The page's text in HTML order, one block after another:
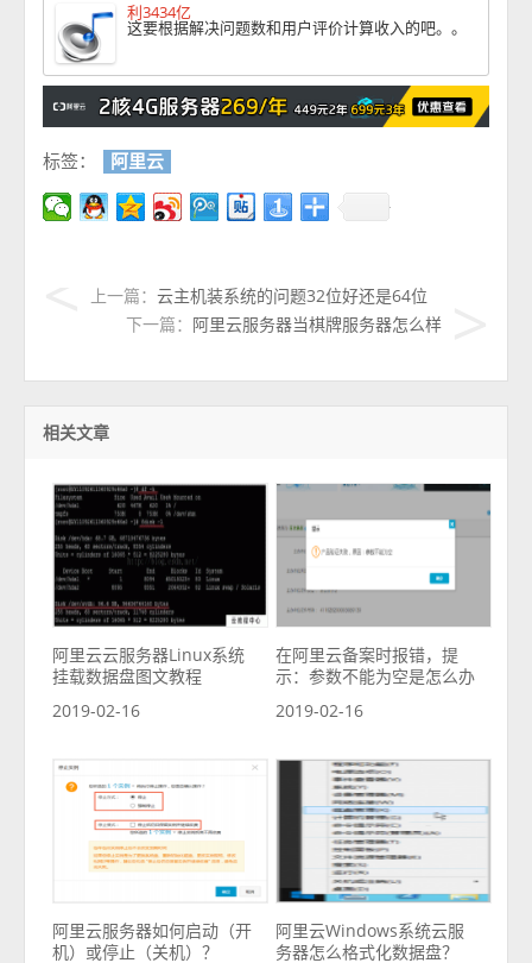
利3434亿
这要根据解决问题数和用户评价计算收入的吧。。
标签： 阿里云
上一篇： 云主机装系统的问题32位好还是64位
下一篇： 阿里云服务器当棋牌服务器怎么样
相关文章
阿里云云服务器Linux系统
挂载数据盘图文教程
2019-02-16
在阿里云备案时报错，提
示：参数不能为空是怎么办
2019-02-16
阿里云服务器如何启动（开
机）或停止（关机）？
阿里云Windows系统云服
务器怎么格式化数据盘？